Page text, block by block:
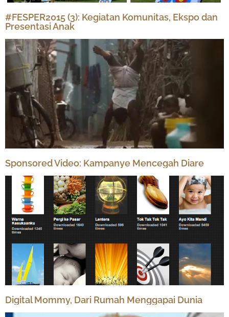
#FESPER2015 (3): Kegiatan Komunitas, Ekspo dan
Presentasi Anak
Sponsored Video: Kampanye Mencegah Diare
Digital Mommy, Dari Rumah Menggapai Dunia